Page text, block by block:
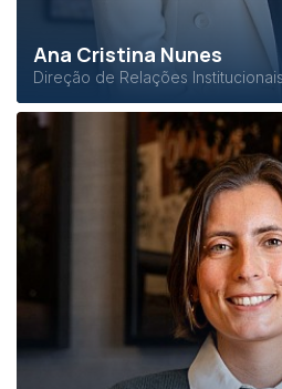
Ana Cristina Nunes
Direção de Relações Institucionais